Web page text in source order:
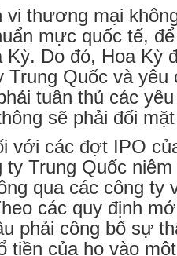
vi thương mại
mực quốc tế,
Kỳ. Do đó, Hoa Kỳ
Trung Quốc và
tuân thủ các
sẽ phải đối
với các đợt IPO
ty Trung Quốc
qua các công ty
các quy định
phải công bố sự
tiền của họ vào